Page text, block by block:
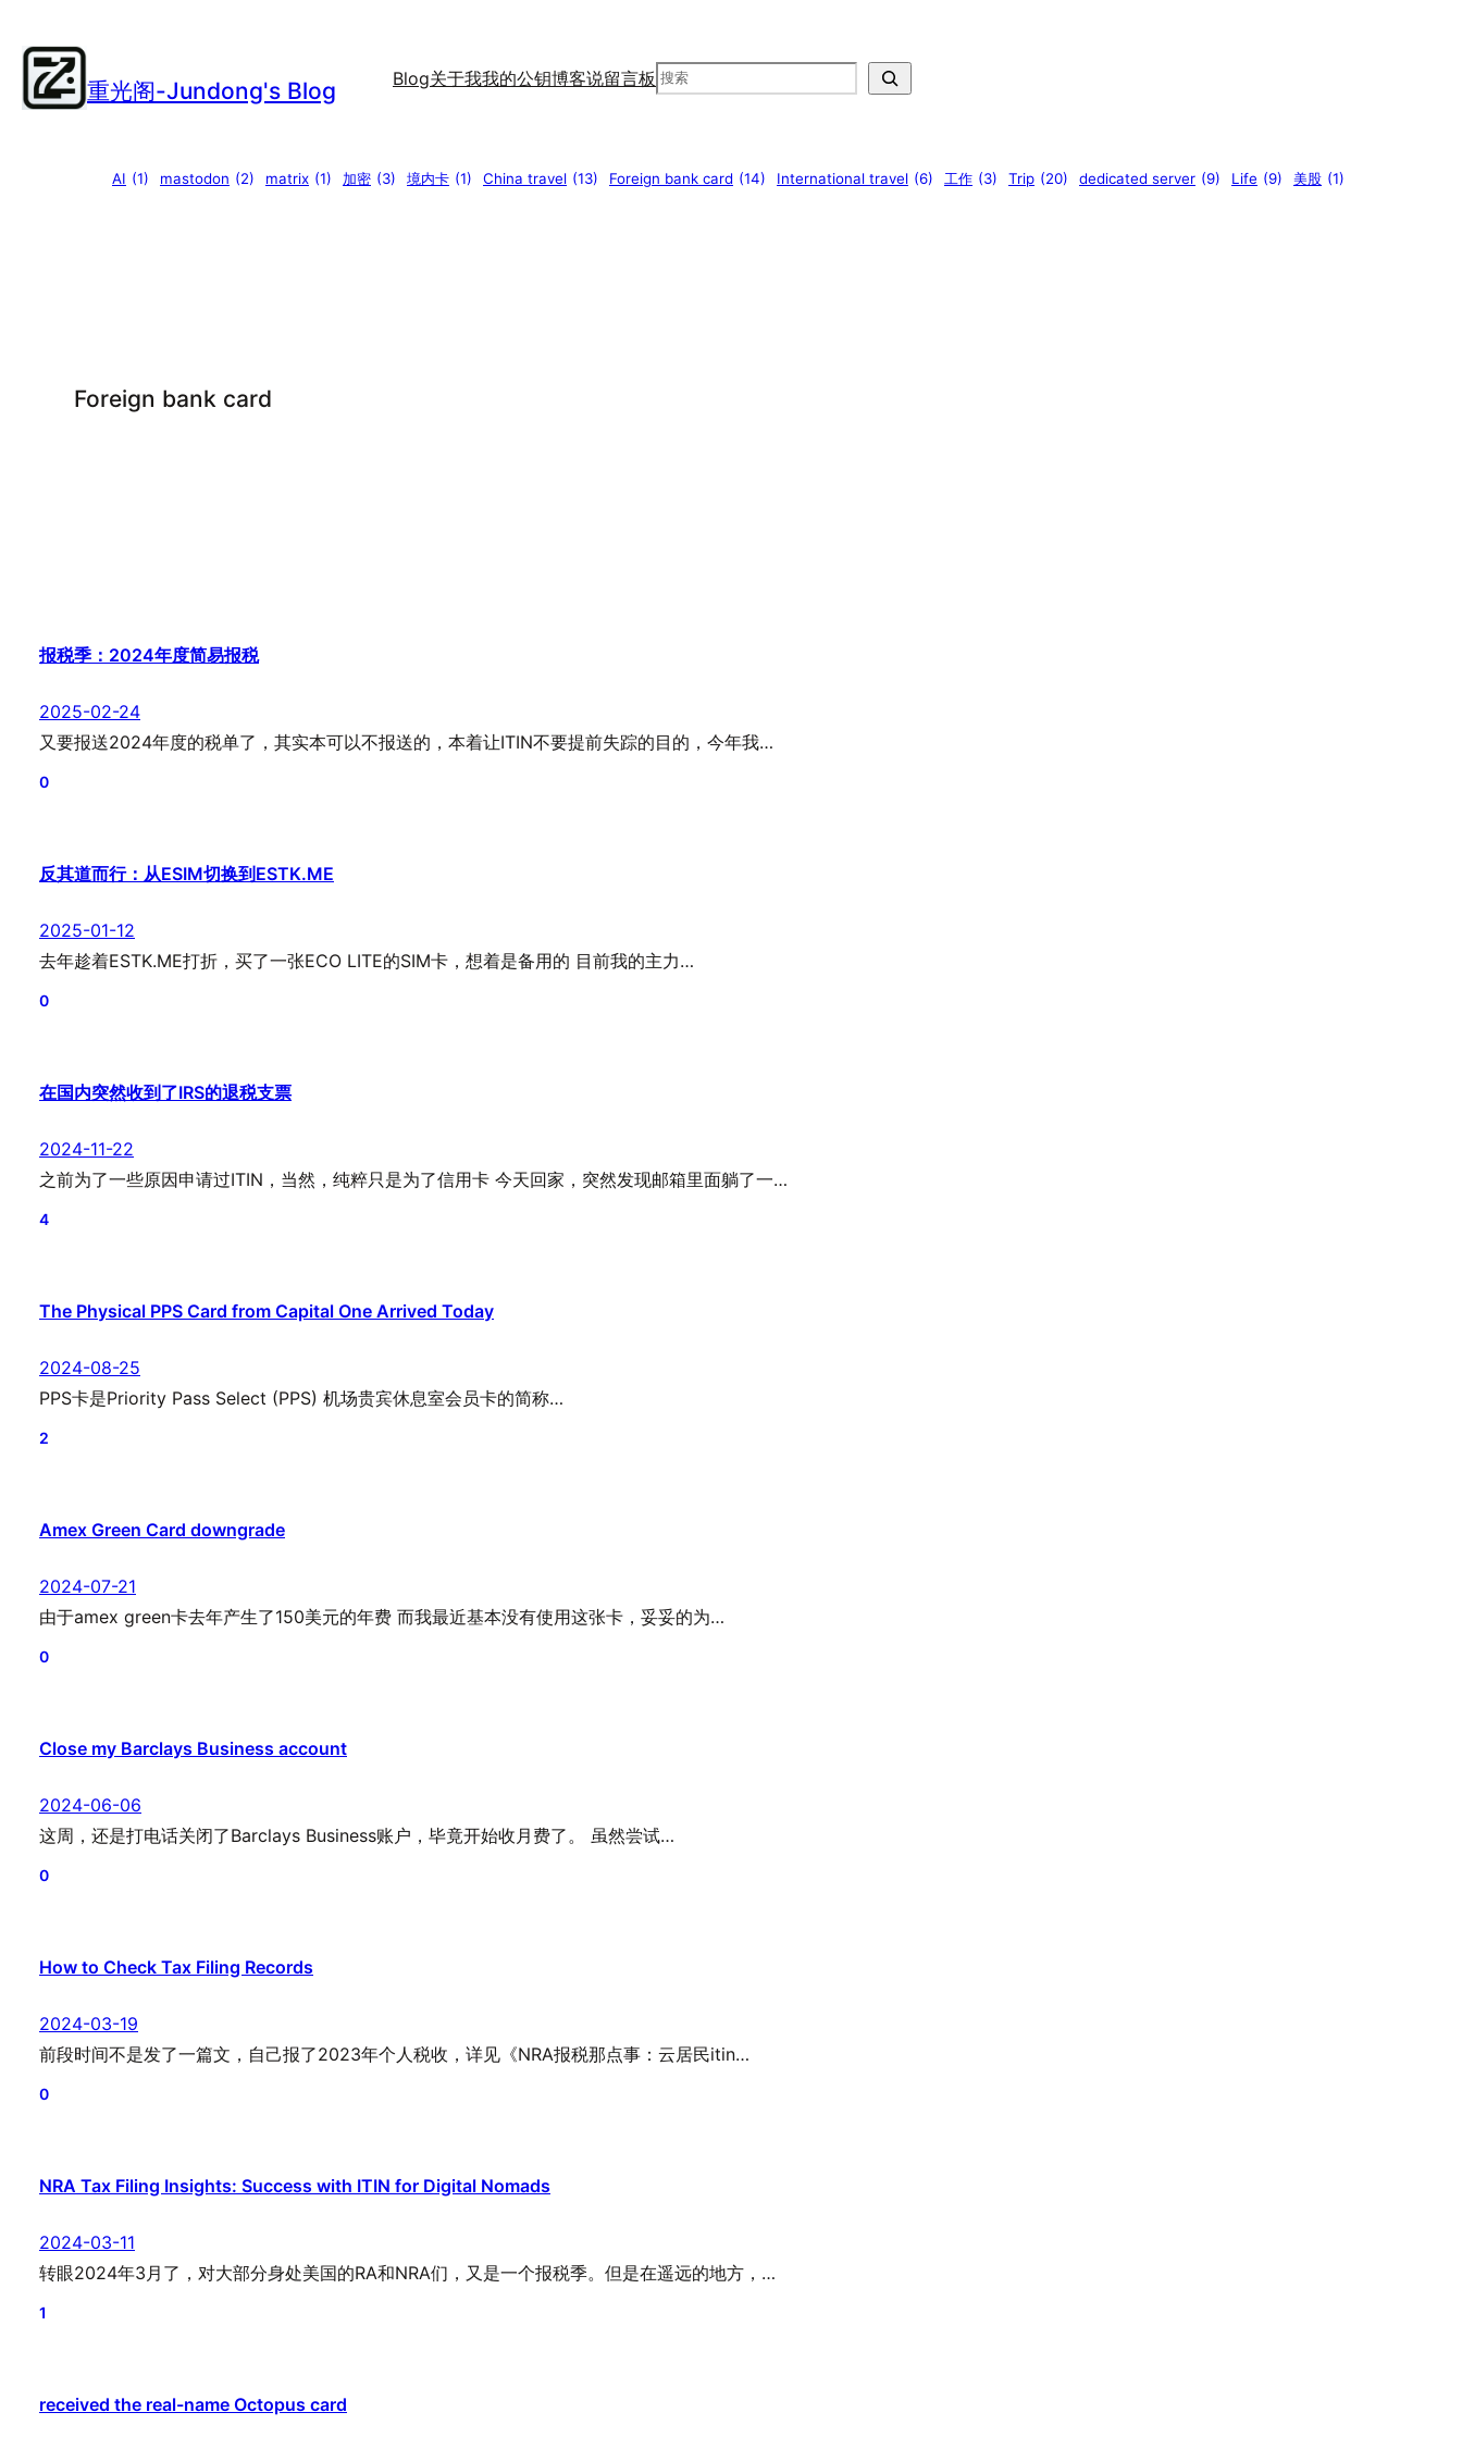
to
content
重光阁-Jundong's Blog Blog关于我我的公钥博客说留言板 Search
AI (1) mastodon (2) matrix (1) 加密 (3) 境内卡 (1) China travel (13) Foreign bank card (14) International travel (6) 工作 (3) Trip (20) dedicated server (9) Life (9) 美股 (1)
Foreign bank card
报税季：2024年度简易报税
2025-02-24
又要报送2024年度的税单了，其实本可以不报送的，本着让ITIN不要提前失踪的目的，今年我…
0
反其道而行：从ESIM切换到ESTK.ME
2025-01-12
去年趁着ESTK.ME打折，买了一张ECO LITE的SIM卡，想着是备用的 目前我的主力…
0
在国内突然收到了IRS的退税支票
2024-11-22
之前为了一些原因申请过ITIN，当然，纯粹只是为了信用卡 今天回家，突然发现邮箱里面躺了一…
4
The Physical PPS Card from Capital One Arrived Today
2024-08-25
PPS卡是Priority Pass Select (PPS) 机场贵宾休息室会员卡的简称…
2
Amex Green Card downgrade
2024-07-21
由于amex green卡去年产生了150美元的年费 而我最近基本没有使用这张卡，妥妥的为…
0
Close my Barclays Business account
2024-06-06
这周，还是打电话关闭了Barclays Business账户，毕竟开始收月费了。 虽然尝试…
0
How to Check Tax Filing Records
2024-03-19
前段时间不是发了一篇文，自己报了2023年个人税收，详见《NRA报税那点事：云居民itin…
0
NRA Tax Filing Insights: Success with ITIN for Digital Nomads
2024-03-11
转眼2024年3月了，对大部分身处美国的RA和NRA们，又是一个报税季。但是在遥远的地方，…
1
received the real-name Octopus card